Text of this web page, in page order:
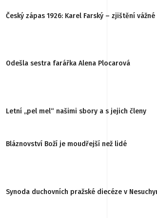
Český zápas 1926: Karel Farský – zjištění
Odešla sestra farářka Alena Plocarová
Letní „pel mel“ našimi sbory a s jejich členy
Bláznovství Boží je moudřejší než lidé
Synoda duchovních pražské diecéze v